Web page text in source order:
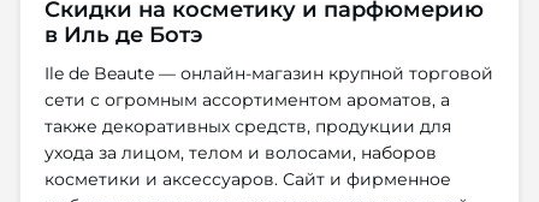
Скидки на косметику и парфюмерию
в Иль де Ботэ
Ile de Beaute — онлайн-магазин крупной торговой
сети с огромным ассортиментом ароматов, а
также декоративных средств, продукции для
ухода за лицом, телом и волосами, наборов
косметики и аксессуаров. Сайт и фирменное